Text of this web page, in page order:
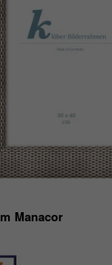
Manacor